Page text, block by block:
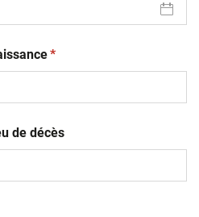
(obligatoire)
*
de décès